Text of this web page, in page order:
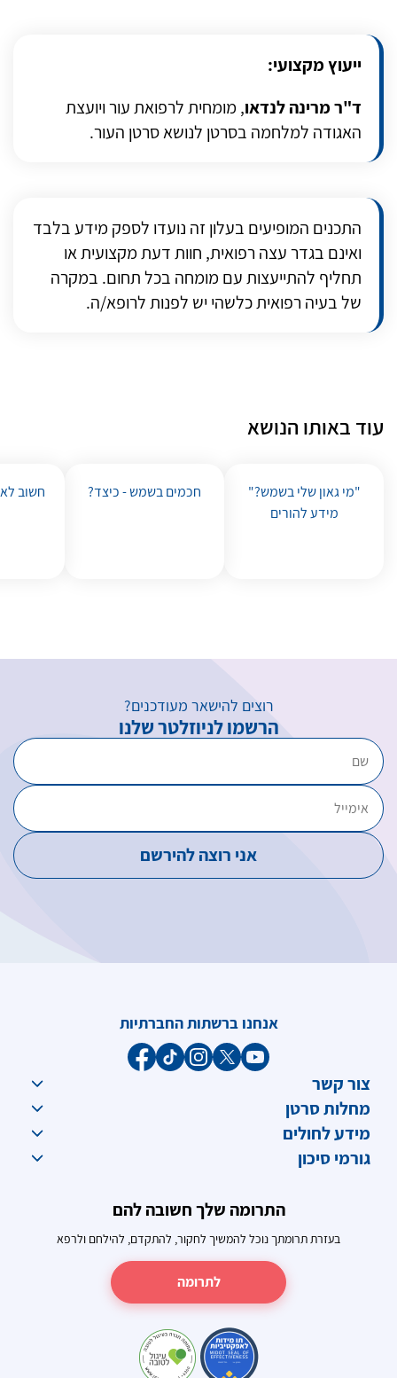
ייעוץ מקצועי:
ד"ר מרינה לנדאו, מומחית לרפואת עור ויועצת
האגודה למלחמה בסרטן לנושא סרטן העור.
התכנים המופיעים בעלון זה נועדו לספק מידע בלבד
ואינם בגדר עצה רפואית, חוות דעת מקצועית או
תחליף להתייעצות עם מומחה בכל תחום. במקרה
של בעיה רפואית כלשהי יש לפנות לרופא/ה.
עוד באותו הנושא
"מי גאון שלי בשמש?"
מידע להורים
חכמים בשמש - כיצד? חשוב
רוצים להישאר מעודכנים?
הרשמו לניוזלטר שלנו
מחלות סרטן
מידע לחולים
גורמי סיכון
צור קשר
אנחנו ברשתות החברתיות
התרומה שלך חשובה להם
בעזרת תרומתך נוכל להמשיך לחקור, להתקדם, להילחם ולרפא
לתרומה